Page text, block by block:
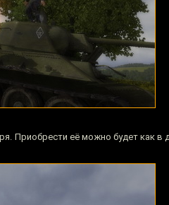
Приобрести её можно будет как в